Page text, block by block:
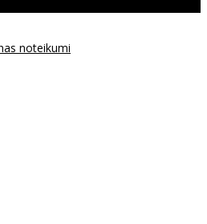
noteikumi